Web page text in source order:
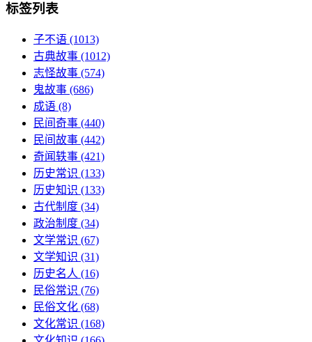
标签列表
子不语 (1013)
古典故事 (1012)
志怪故事 (574)
鬼故事 (686)
成语 (8)
民间奇事 (440)
民间故事 (442)
奇闻轶事 (421)
历史常识 (133)
历史知识 (133)
古代制度 (34)
政治制度 (34)
文学常识 (67)
文学知识 (31)
历史名人 (16)
民俗常识 (76)
民俗文化 (68)
文化常识 (168)